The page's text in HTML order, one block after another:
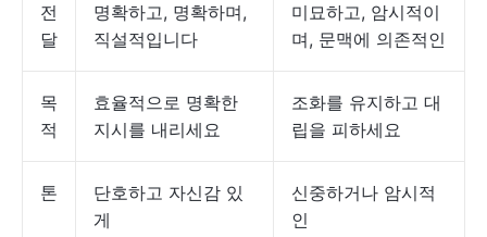
전
달
명확하고, 명확하며,
직설적입니다
미묘하고, 암시적이
며, 문맥에 의존적인
목
적
효율적으로 명확한
지시를 내리세요
조화를 유지하고 대
립을 피하세요
톤
단호하고 자신감 있
게
신중하거나 암시적
인